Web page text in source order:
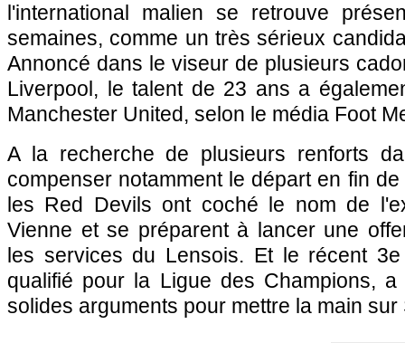
l'international malien se retrouve
semaines, comme un très sérieux
Annoncé dans le viseur de plusieurs
Liverpool, le talent de 23 ans a
Manchester United, selon le média Foot
A la recherche de plusieurs renforts
compenser notamment le départ en fin
les Red Devils ont coché le nom de
Vienne et se préparent à lancer une
les services du Lensois. Et le récent
qualifié pour la Ligue des Champions,
solides arguments pour mettre la main sur